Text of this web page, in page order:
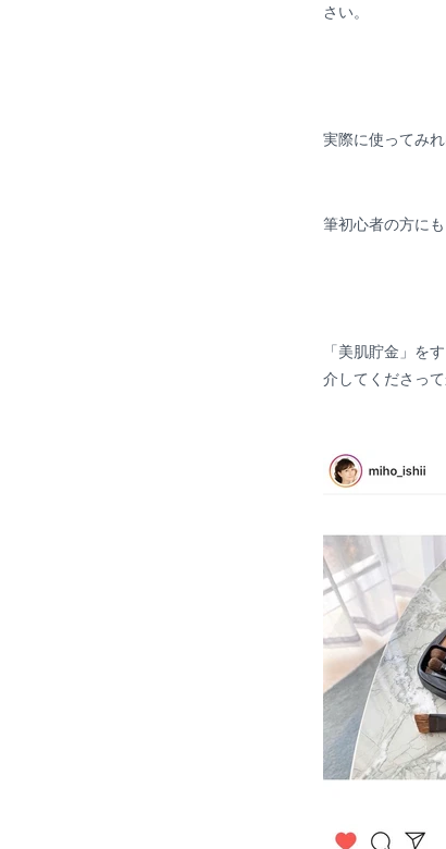
さい。
実際に使ってみ
筆初心者の方に
「美肌貯金」を
介してくださっ